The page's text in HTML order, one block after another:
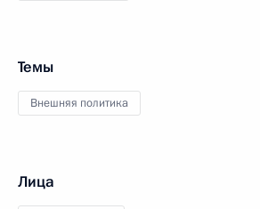
Темы
Внешняя политика
Лица